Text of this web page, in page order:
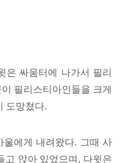
은 싸움터에 나가서 필리
필리스티아인들을 크게
도망쳤다.
에게 내려왔다. 그때 사
고 앉아 있었으며, 다윗은